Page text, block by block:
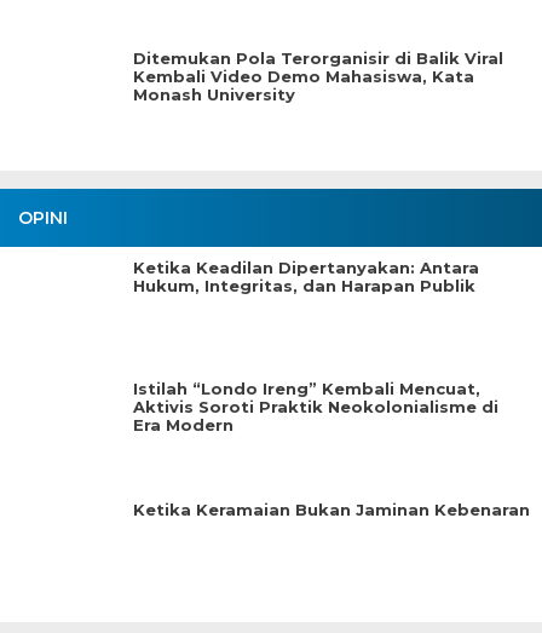
Ditemukan Pola Terorganisir di Balik Viral
Kembali Video Demo Mahasiswa, Kata
Monash University
OPINI
Ketika Keadilan Dipertanyakan: Antara
Hukum, Integritas, dan Harapan Publik
Istilah “Londo Ireng” Kembali Mencuat,
Aktivis Soroti Praktik Neokolonialisme di
Era Modern
Ketika Keramaian Bukan Jaminan Kebenaran